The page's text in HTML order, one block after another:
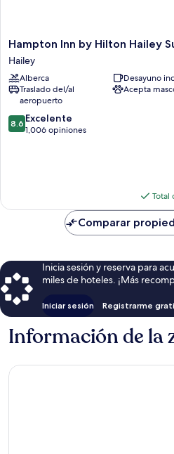
Hampton
Inn
by
Hilton
Hailey
Sun
Valley
Hailey
Hampton Inn by Hilton Hailey
Hailey
Alberca
Desayuno
Traslado del/al
aeropuerto
Acepta
8.6
de
8.6 Excelente
1,006 opiniones
Total
Comparar
Inicia sesión y reserva para
miles de hoteles. ¡Más
Iniciar sesión Registrarme
Información de la